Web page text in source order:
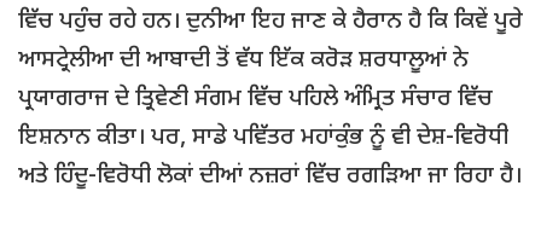
ਵਿੱਚ ਪਹੁੰਚ ਰਹੇ ਹਨ। ਦੁਨੀਆ ਇਹ ਜਾਣ ਕੇ ਹੈਰਾਨ ਹੈ ਕਿ ਕਿਵੇਂ ਪੂਰੇ
ਆਸਟ੍ਰੇਲੀਆ ਦੀ ਆਬਾਦੀ ਤੋਂ ਵੱਧ ਇੱਕ ਕਰੋੜ ਸ਼ਰਧਾਲੂਆਂ ਨੇ
ਪ੍ਰਯਾਗਰਾਜ ਦੇ ਤ੍ਰਿਵੇਣੀ ਸੰਗਮ ਵਿੱਚ ਪਹਿਲੇ ਅੰਮ੍ਰਿਤ ਸੰਚਾਰ ਵਿੱਚ
ਇਸ਼ਨਾਨ ਕੀਤਾ। ਪਰ, ਸਾਡੇ ਪਵਿੱਤਰ ਮਹਾਂਕੁੰਭ ​​ਨੂੰ ਵੀ ਦੇਸ਼-ਵਿਰੋਧੀ
ਅਤੇ ਹਿੰਦੂ-ਵਿਰੋਧੀ ਲੋਕਾਂ ਦੀਆਂ ਨਜ਼ਰਾਂ ਵਿੱਚ ਰਗੜਿਆ ਜਾ ਰਿਹਾ ਹੈ।